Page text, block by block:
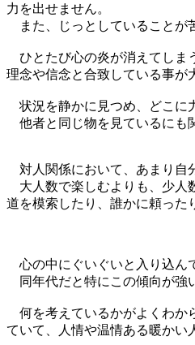
力を出せません。
また、じっとしていることが
ひとたび心の炎が消えてしま
理念や信念と合致している事が
状況を静かに見つめ、どこに
他者と同じ物を見ているにも
対人関係において、あまり自
大人数で楽しむよりも、少人
道を模索したり、誰かに頼った
心の中にぐいぐいと入り込ん
同年代だと特にこの傾向が強
何を考えているかがよくわか
ていて、人情や温情ある暖かい